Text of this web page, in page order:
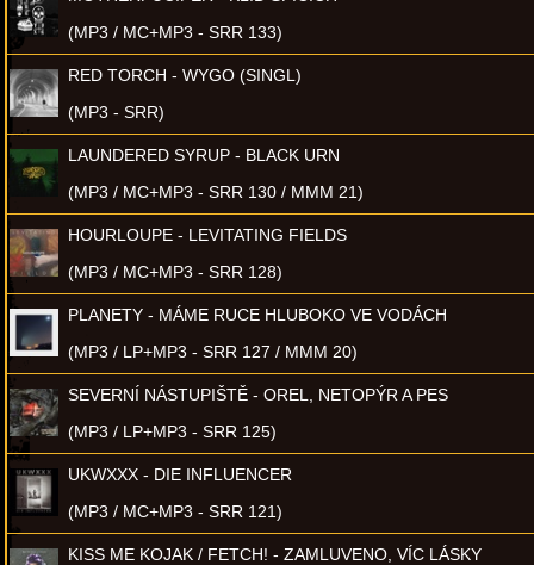
(MP3 / MC+MP3 - SRR 133)
RED TORCH - WYGO (SINGL)
(MP3 - SRR)
LAUNDERED SYRUP - BLACK URN
(MP3 / MC+MP3 - SRR 130 / MMM 21)
HOURLOUPE - LEVITATING FIELDS
(MP3 / MC+MP3 - SRR 128)
PLANETY - MÁME RUCE HLUBOKO VE VODÁCH
(MP3 / LP+MP3 - SRR 127 / MMM 20)
SEVERNÍ NÁSTUPIŠTĚ - OREL, NETOPÝR A PES
(MP3 / LP+MP3 - SRR 125)
UKWXXX - DIE INFLUENCER
(MP3 / MC+MP3 - SRR 121)
KISS ME KOJAK / FETCH! - ZAMLUVENO, VÍC LÁSKY